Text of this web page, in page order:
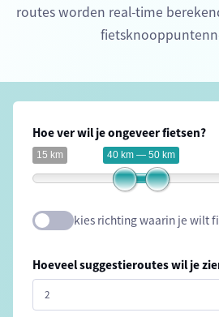
routes worden real-time
Hoe ver wil je ongeveer fietsen?
15 km 40 km — 50 km
kies richting waarin je wilt
Hoeveel suggestieroutes wil je